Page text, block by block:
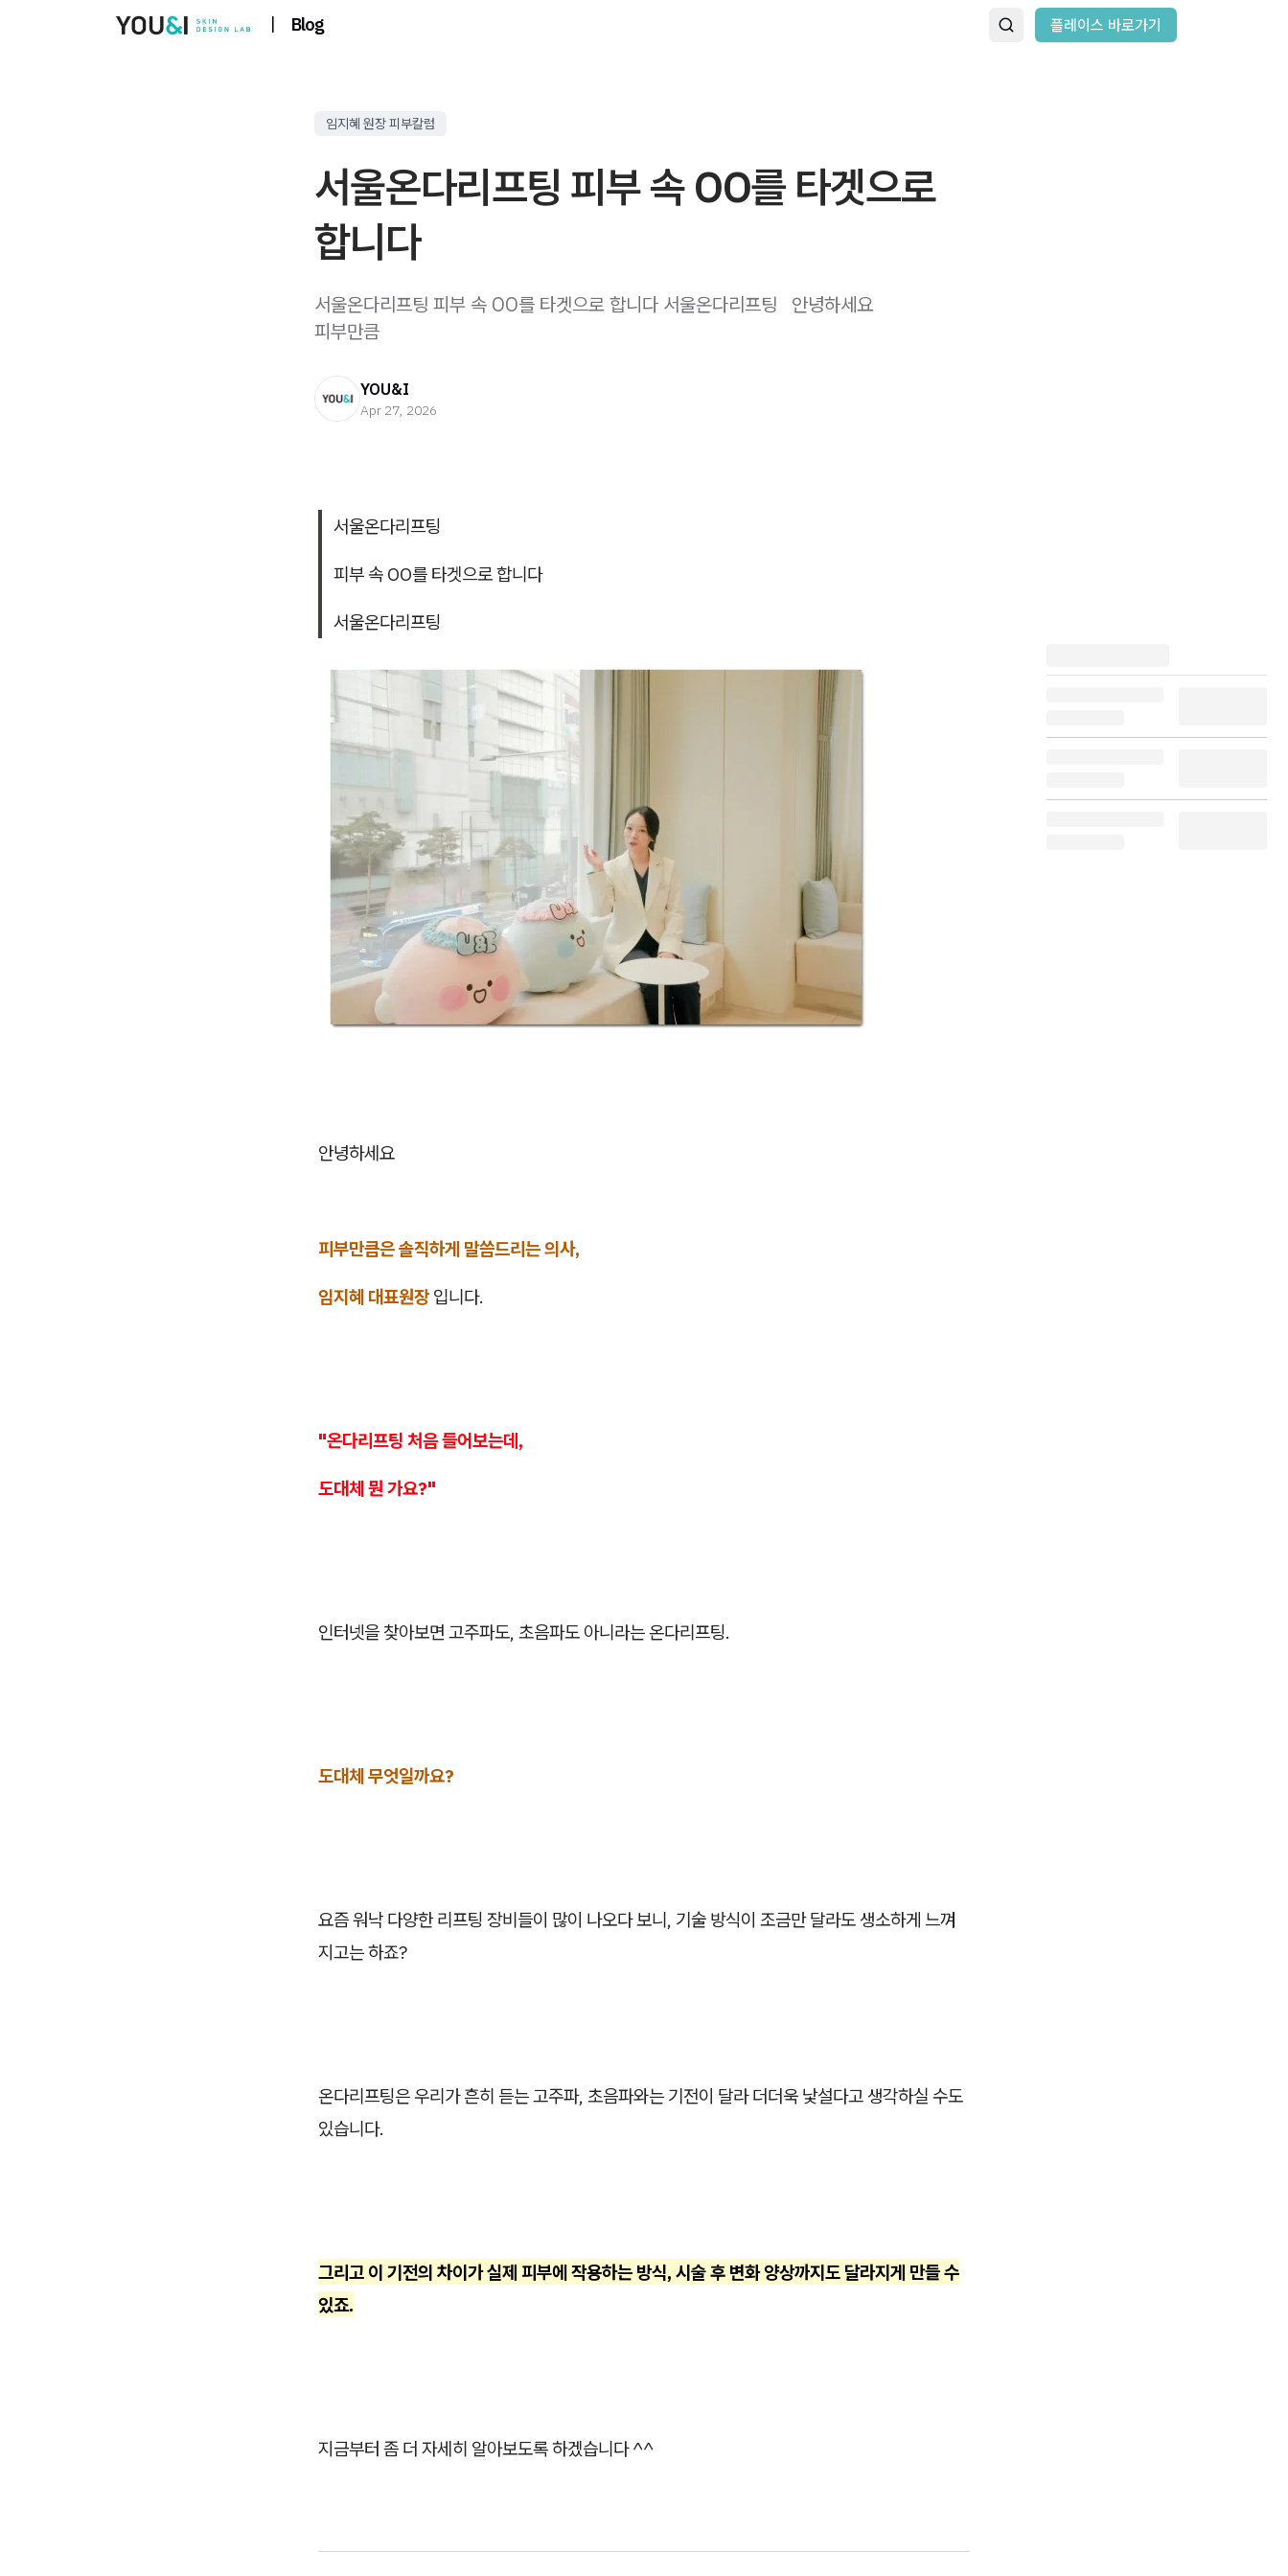
| Blog 플레이스 바로가기
임지혜 원장 피부칼럼
서울온다리프팅 피부 속 OO를 타겟으로
합니다
서울온다리프팅 피부 속 OO를 타겟으로 합니다 서울온다리프팅 ​ ​ 안녕하세요 ​
피부만큼
YOU&I
Apr 27, 2026
서울온다리프팅
피부 속 OO를 타겟으로 합니다
서울온다리프팅
안녕하세요
피부만큼은 솔직하게 말씀드리는 의사,
임지혜 대표원장입니다.
"온다리프팅 처음 들어보는데,
도대체 뭔 가요?"
인터넷을 찾아보면 고주파도, 초음파도 아니라는 온다리프팅.
도대체 무엇일까요?
요즘 워낙 다양한 리프팅 장비들이 많이 나오다 보니, 기술 방식이 조금만 달라도 생소하게 느껴
지고는 하죠?
온다리프팅은 우리가 흔히 듣는 고주파, 초음파와는 기전이 달라 더더욱 낯설다고 생각하실 수도
있습니다.
그리고 이 기전의 차이가 실제 피부에 작용하는 방식, 시술 후 변화 양상까지도 달라지게 만들 수
있죠.
지금부터 좀 더 자세히 알아보도록 하겠습니다 ^^